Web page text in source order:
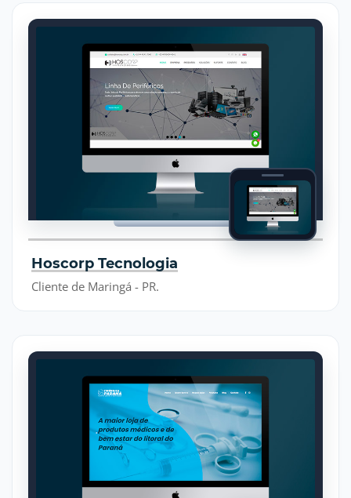
Hoscorp Tecnologia
Cliente de Maringá - PR.